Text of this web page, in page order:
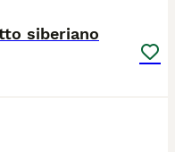
siberiano